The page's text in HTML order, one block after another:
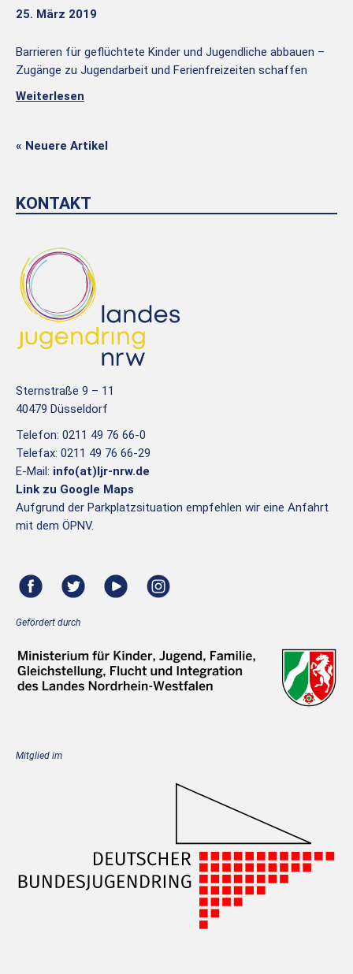
25. März 2019
Barrieren für geflüchtete Kinder und Jugendliche abbauen –
Zugänge zu Jugendarbeit und Ferienfreizeiten schaffen
Weiterlesen
« Neuere Artikel
KONTAKT
Sternstraße 9 – 11
40479 Düsseldorf
Telefon: 0211 49 76 66-0
Telefax: 0211 49 76 66-29
E-Mail: info(at)ljr-nrw.de
Link zu Google Maps
Aufgrund der Parkplatzsituation empfehlen wir eine Anfahrt
mit dem ÖPNV.
Gefördert durch
Mitglied im